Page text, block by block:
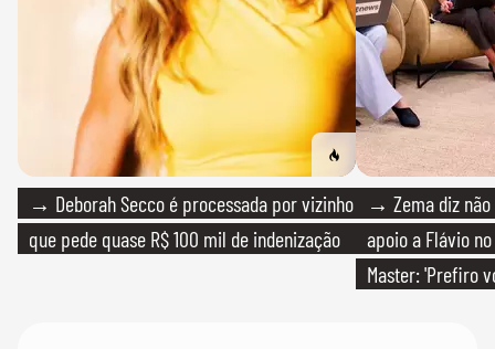
→ Deborah Secco é processada por vizinho
que pede quase R$ 100 mil de indenização
→ Zema diz
apoio a Flávio
Master: 'Prefiro